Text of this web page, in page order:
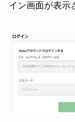
イン画面が表示